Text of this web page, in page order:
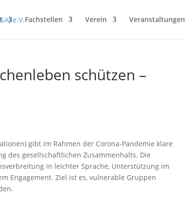
Fachstellen Verein Veranstaltungen
schützen –
gibt im Rahmen der Corona-Pandemie klare
des gesellschaftlichen Zusammenhalts. Die
in leichter Sprache, Unterstützung im
Engagement. Ziel ist es, vulnerable Gruppen